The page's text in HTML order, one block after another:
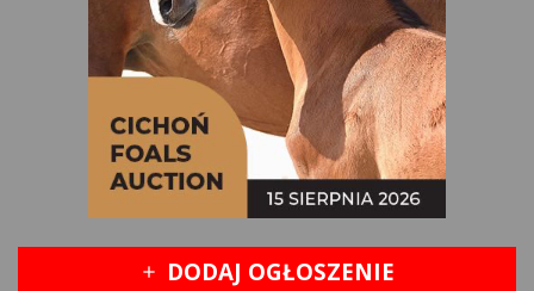
add DODAJ OGŁOSZENIE